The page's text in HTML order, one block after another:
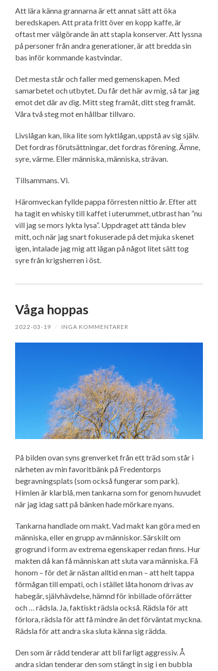
Att lära känna grannarna är ett annat sätt att öka
beredskapen. Att prata fritt över en kopp kaffe, är
oftast mer välgörande än att stapla konserver. Att lyssna
på personer från andra generationer, är att bredda sin
bas inför kommande kastvindar.
Det mesta står och faller med gemenskapen. Med
samarbetet och utbytet. Du får det här av mig, så tar jag
emot det där av dig. Mitt steg framåt, ditt steg framåt.
Våra två steg mot en hållbar tillvaro.
Livslågan kan, lika lite som lyktlågan, uppstå av sig själv.
Det fordras förutsättningar, det fordras förening. Ämne,
syre, värme. Eller människa, människa, strävan.
Tillsammans. Vi.
Häromveckan fyllde pappa förresten nittio år. Efter att
ha tagit en whisky till kaffet i uterummet, utbrast han ”nu
vill jag se mors lykta lysa”. Uppdraget att tända blev
mitt, och när jag snart fokuserade på det mjuka skenet
igen, intalade jag mig att lågan på något litet sätt tog
syre från krigsherren i öst.
Våga hoppas
2022-03-19 / INGA KOMMENTARER
På bilden ovan syns grenverket från ett träd som står i
närheten av min favoritbänk på Fredentorps
begravnings­plats (som också fungerar som park).
Himlen är klarblå, men tankarna som for genom huvudet
när jag idag satt på bänken hade mörkare nyans.
Tankarna handlade om makt. Vad makt kan göra med en
människa, eller en grupp av människor. Särskilt om
grogrund i form av extrema egenskaper redan finns. Hur
makten då kan få människan att sluta vara människa. Få
honom – för det är nästan alltid en man – att helt tappa
förmågan till empati, och i stället låta honom drivas av
habegär, självhävdelse, hämnd för inbillade oförrätter
och … rädsla. Ja, faktiskt rädsla också. Rädsla för att
förlora, rädsla för att få mindre än det förväntat myckna.
Rädsla för att andra ska sluta känna sig rädda.
Den som är rädd tenderar att bli farligt aggressiv. Å
andra sidan tenderar den som stängt in sig i en bubbla